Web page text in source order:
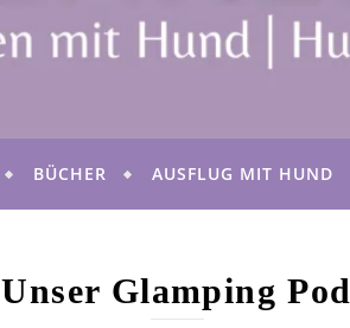
BÜCHER AUSFLUG MIT HUND
Unser Glamping Pod